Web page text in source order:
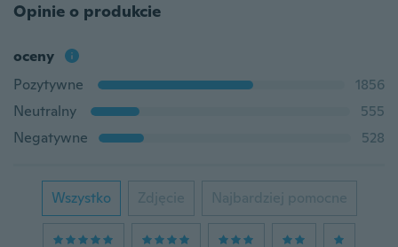
Opinie o produkcie
oceny
Pozytywne
1856
Neutralny
555
Negatywne
528
Wszystko Zdjęcie Najbardziej pomocne